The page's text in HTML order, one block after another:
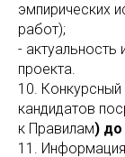
эмпирических
работ);
- актуальность
проекта.
10.
кандидатов
к Правилам) до
11.